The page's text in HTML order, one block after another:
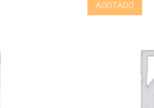
AGOTADO